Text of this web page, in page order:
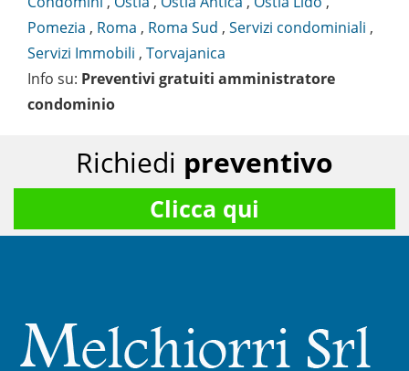
Pomezia , Roma , Roma Sud , Servizi condominiali ,
Servizi Immobili , Torvajanica
Info su: Preventivi gratuiti amministratore
condominio
Richiedi preventivo
Clicca qui